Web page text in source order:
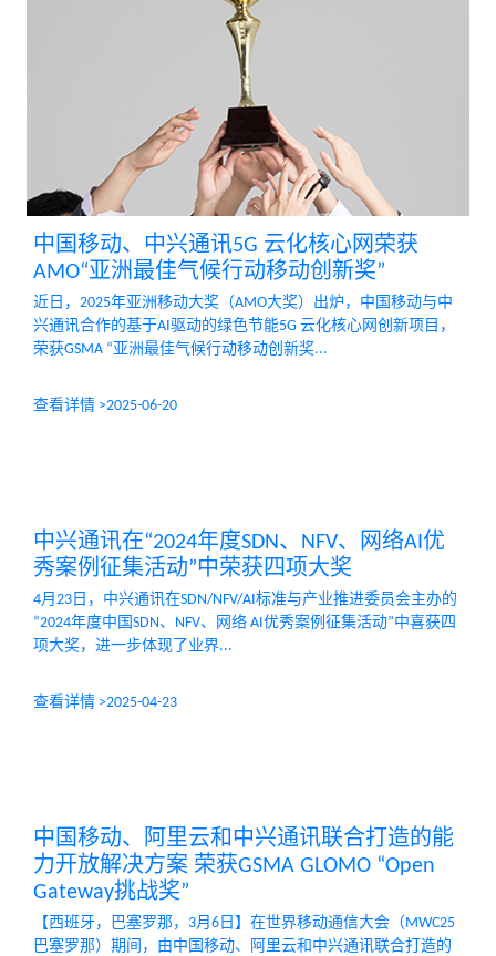
中国移动、中兴通讯5G 云化核心网荣获
AMO“亚洲最佳气候行动移动创新奖”
近日，2025年亚洲移动大奖（AMO大奖）出炉，中国移动与中
兴通讯合作的基于AI驱动的绿色节能5G 云化核心网创新项目，
荣获GSMA “亚洲最佳气候行动移动创新奖...
查看详情 >2025-06-20
中兴通讯在“2024年度SDN、NFV、网络AI优
秀案例征集活动”中荣获四项大奖
4月23日，中兴通讯在SDN/NFV/AI标准与产业推进委员会主办的
“2024年度中国SDN、NFV、网络 AI优秀案例征集活动”中喜获四
项大奖，进一步体现了业界...
查看详情 >2025-04-23
中国移动、阿里云和中兴通讯联合打造的能
力开放解决方案 荣获GSMA GLOMO “Open
Gateway挑战奖”
【西班牙，巴塞罗那，3月6日】在世界移动通信大会（MWC25
巴塞罗那）期间，由中国移动、阿里云和中兴通讯联合打造的